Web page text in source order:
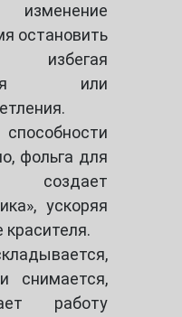
изменение
остановить
или
фольга для
создает
ускоряя
красителя.
снимается,
работу